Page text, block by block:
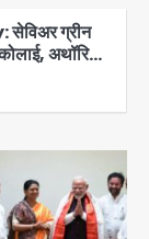
ग्रीन
अथॉरिटी
नोएडा में
पोल,
भरा पानी,